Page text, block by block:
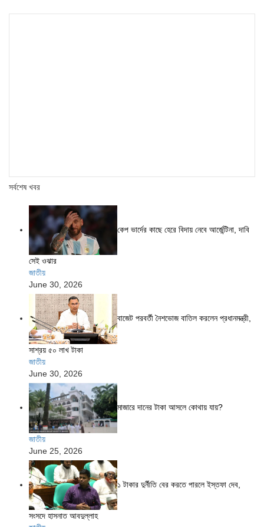
সর্বশেষ খবর
কেপ ভার্দের কাছে হেরে বিদায় নেবে আর্জেন্টিনা, দাবি
সেই ওঝার
জাতীয়
June 30, 2026
বাজেট পরবর্তী নৈশভোজ বাতিল করলেন প্রধানমন্ত্রী,
সাশ্রয় ৫০ লাখ টাকা
জাতীয়
June 30, 2026
মাজারে দানের টাকা আসলে কোথায় যায়?
জাতীয়
June 25, 2026
১ টাকার দুর্নীতি বের করতে পারলে ইস্তফা দেব,
সংসদে হাসনাত আবদুল্লাহ